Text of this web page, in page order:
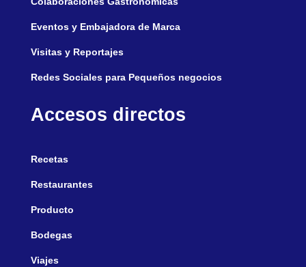
Eventos y Embajadora de Marca
Visitas y Reportajes
Redes Sociales para Pequeños negocios
Accesos directos
Recetas
Restaurantes
Producto
Bodegas
Viajes